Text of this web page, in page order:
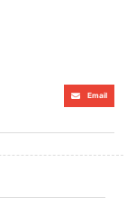
Email